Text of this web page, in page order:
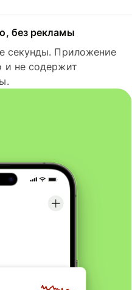
без рекламы
секунды. Приложение
и не содержит